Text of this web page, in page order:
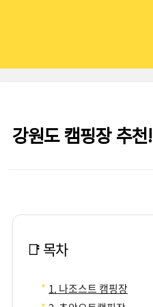
강원도 캠핑장 추천!
📑 목차
1. 나조스트 캠핑장